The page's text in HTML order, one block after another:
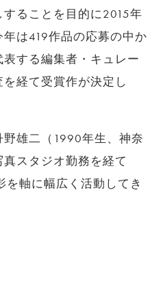
ることを目的に2015年
は419作品の応募の中か
する編集者・キュレー
経て受賞作が決定し
雄二（1990年生、神奈
スタジオ勤務を経て
を軸に幅広く活動してき